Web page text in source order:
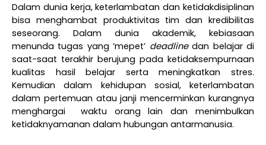
Dalam dunia kerja, keterlambatan dan ketidakdisiplinan
bisa menghambat produktivitas tim dan kredibilitas
seseorang. Dalam dunia akademik, kebiasaan
menunda tugas yang ‘mepet’ deadlinedan belajar di
saat-saat terakhir berujung pada ketidaksempurnaan
kualitas hasil belajar serta meningkatkan stres.
Kemudian dalam kehidupan sosial, keterlambatan
dalam pertemuan atau janji mencerminkan kurangnya
menghargai
waktu orang lain dan menimbulkan
ketidaknyamanan dalam hubungan antarmanusia.